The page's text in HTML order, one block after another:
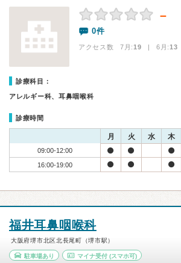
－
0件
アクセス数 7月:19 | 6月:13
診療科目：
アレルギー科、耳鼻咽喉科
診療時間
月 火 水 木
09:00-12:00
16:00-19:00
福井耳鼻咽喉科
大阪府堺市北区北長尾町（堺市駅）
駐車場あり マイナ受付(スマホ可)